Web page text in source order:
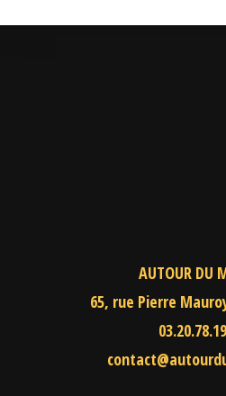
AUTOUR DU
65, rue Pierre